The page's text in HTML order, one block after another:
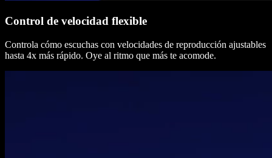
Control de velocidad flexible
Controla cómo escuchas con velocidades de reproducción ajustables
hasta 4x más rápido. Oye al ritmo que más te acomode.